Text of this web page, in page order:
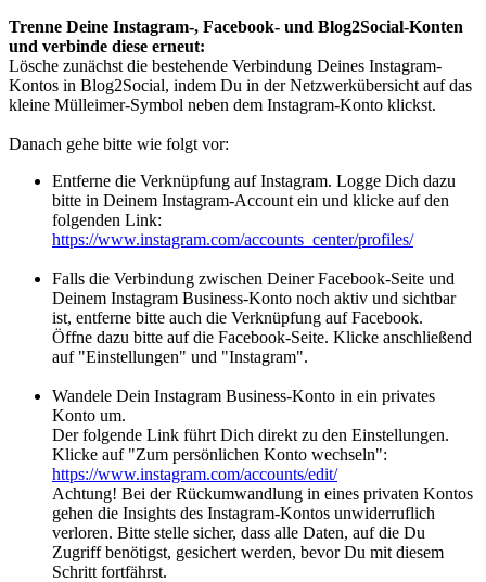
Trenne Deine Instagram-, Facebook- und Blog2Social-Konten
und verbinde diese erneut:
Lösche zunächst die bestehende Verbindung Deines Instagram-
Kontos in Blog2Social, indem Du in der Netzwerkübersicht auf das
kleine Mülleimer-Symbol neben dem Instagram-Konto klickst.
Danach gehe bitte wie folgt vor:
Entferne die Verknüpfung auf Instagram. Logge Dich dazu
bitte in Deinem Instagram-Account ein und klicke auf den
folgenden Link:
https://www.instagram.com/accounts_center/profiles/
Falls die Verbindung zwischen Deiner Facebook-Seite und
Deinem Instagram Business-Konto noch aktiv und sichtbar
ist, entferne bitte auch die Verknüpfung auf Facebook.
Öffne dazu bitte auf die Facebook-Seite. Klicke anschließend
auf "Einstellungen" und "Instagram".
Wandele Dein Instagram Business-Konto in ein privates
Konto um.
Der folgende Link führt Dich direkt zu den Einstellungen.
Klicke auf "Zum persönlichen Konto wechseln":
https://www.instagram.com/accounts/edit/
Achtung! Bei der Rückumwandlung in eines privaten Kontos
gehen die Insights des Instagram-Kontos unwiderruflich
verloren. Bitte stelle sicher, dass alle Daten, auf die Du
Zugriff benötigst, gesichert werden, bevor Du mit diesem
Schritt fortfährst.